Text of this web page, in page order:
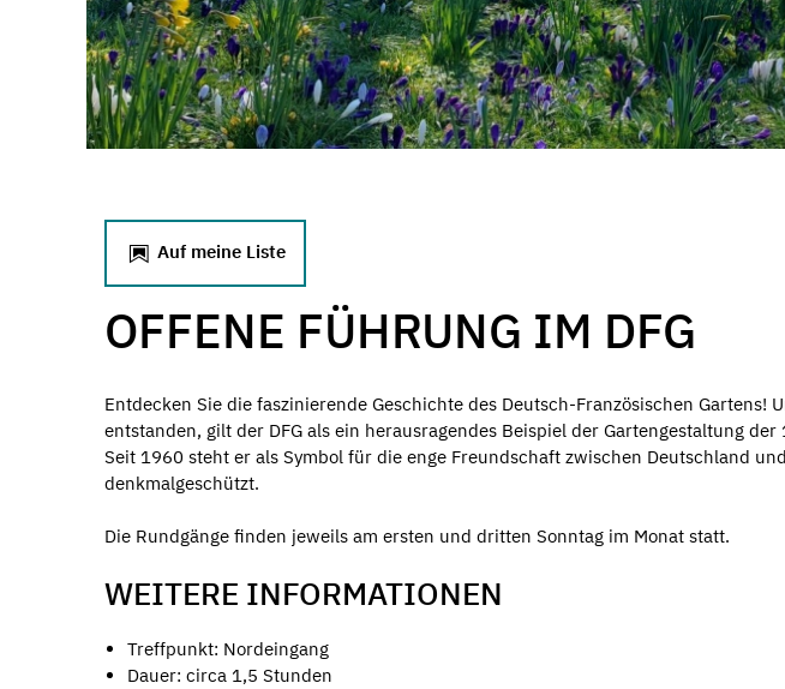
Auf meine Liste
OFFENE FÜHRUNG IM DFG
Entdecken Sie die faszinierende Geschichte des Deutsch-Französischen Gartens!
entstanden, gilt der DFG als ein herausragendes Beispiel der Gartengestaltung
Seit 1960 steht er als Symbol für die enge Freundschaft zwischen Deutschland
denkmalgeschützt.
Die Rundgänge finden jeweils am ersten und dritten Sonntag im Monat statt.
WEITERE INFORMATIONEN
Treffpunkt: Nordeingang
Dauer: circa 1,5 Stunden